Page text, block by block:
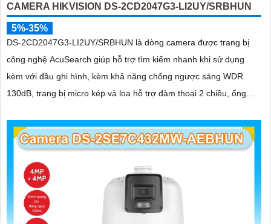
CAMERA HIKVISION DS-2CD2047G3-LI2UY/SRBHUN
5%-35%
DS-2CD2047G3-LI2UY/SRBHUN là dòng camera được trang bị
công nghệ AcuSearch giúp hỗ trợ tìm kiếm nhanh khi sử dụng
kèm với đầu ghi hình, kèm khả năng chống ngược sáng WDR
130dB, trang bị micro kép và loa hỗ trợ đàm thoại 2 chiều, ống